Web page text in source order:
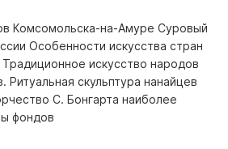
Комсомольска-на-Амуре Суровый
Особенности искусства стран
искусство народов
Ритуальная скульптура нанайцев
С. Бонгарта наиболее
фондов